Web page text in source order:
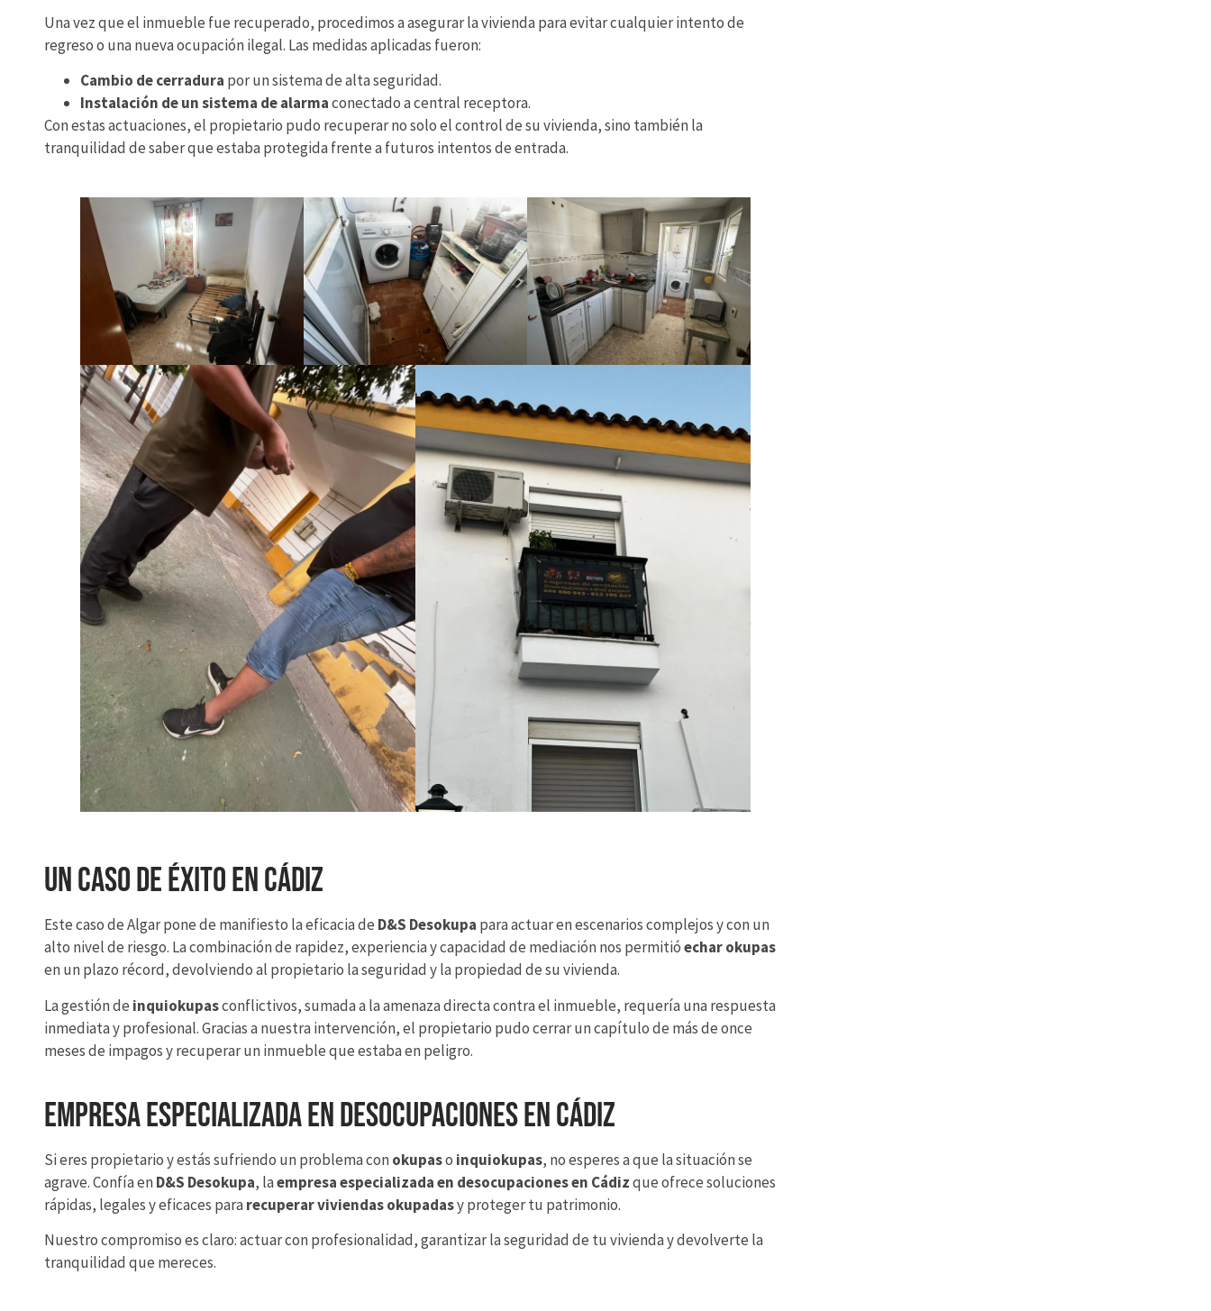
Una vez que el inmueble fue recuperado, procedimos a asegurar la vivienda para evitar cualquier intento de
regreso o una nueva ocupación ilegal. Las medidas aplicadas fueron:
Cambio de cerradura por un sistema de alta seguridad.
Instalación de un sistema de alarmaconectado a central receptora.
Con estas actuaciones, el propietario pudo recuperar no solo el control de su vivienda, sino también la
tranquilidad de saber que estaba protegida frente a futuros intentos de entrada.
Un caso de éxito en Cádiz
Este caso de Algar pone de manifiesto la eficacia de D&S Desokupa para actuar en escenarios complejos y con un
alto nivel de riesgo. La combinación de rapidez, experiencia y capacidad de mediación nos permitióechar okupas
en un plazo récord, devolviendo al propietario la seguridad y la propiedad de su vivienda.
La gestión de inquiokupasconflictivos, sumada a la amenaza directa contra el inmueble, requería una respuesta
inmediata y profesional. Gracias a nuestra intervención, el propietario pudo cerrar un capítulo de más de once
meses de impagos y recuperar un inmueble que estaba en peligro.
Empresa especializada en desocupaciones en Cádiz
Si eres propietario y estás sufriendo un problema con okupaso inquiokupas, no esperes a que la situación se
agrave. Confía en D&S Desokupa, laempresa especializada en desocupaciones en Cádizque ofrece soluciones
rápidas, legales y eficaces para recuperar viviendas okupadasy proteger tu patrimonio.
Nuestro compromiso es claro: actuar con profesionalidad, garantizar la seguridad de tu vivienda y devolverte la
tranquilidad que mereces.